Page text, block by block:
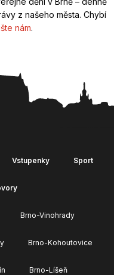
z našeho města. Chybí
nám.
Vstupenky Sport
Brno-Vinohrady
Brno-Kohoutovice
Brno-Líšeň